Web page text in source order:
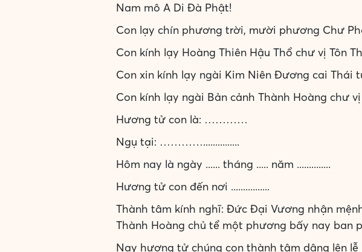
Nam mô A Di Đà Phật!
Con lạy chín phương trời, mười phương Chư
Con kính lạy Hoàng Thiên Hậu Thổ chư vị Tôn
Con xin kính lạy ngài Kim Niên Đương cai Thái
Con kính lạy ngài Bản cảnh Thành Hoàng chư
Hương tử con là: …………
Ngụ tại: …………...............
Hôm nay là ngày ...... tháng ..... năm ..............
Hương tử con đến nơi ................
Thành tâm kính nghĩ: Đức Đại Vương nhận
Thành Hoàng chủ tể một phương bấy nay ban
Nay hương tử chúng con thành tâm dâng lên lễ